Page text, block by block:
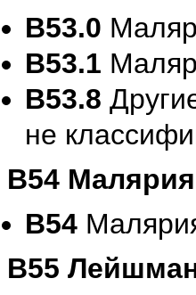
B53.0
B53.1
B53.8
не
B54
B54
B55